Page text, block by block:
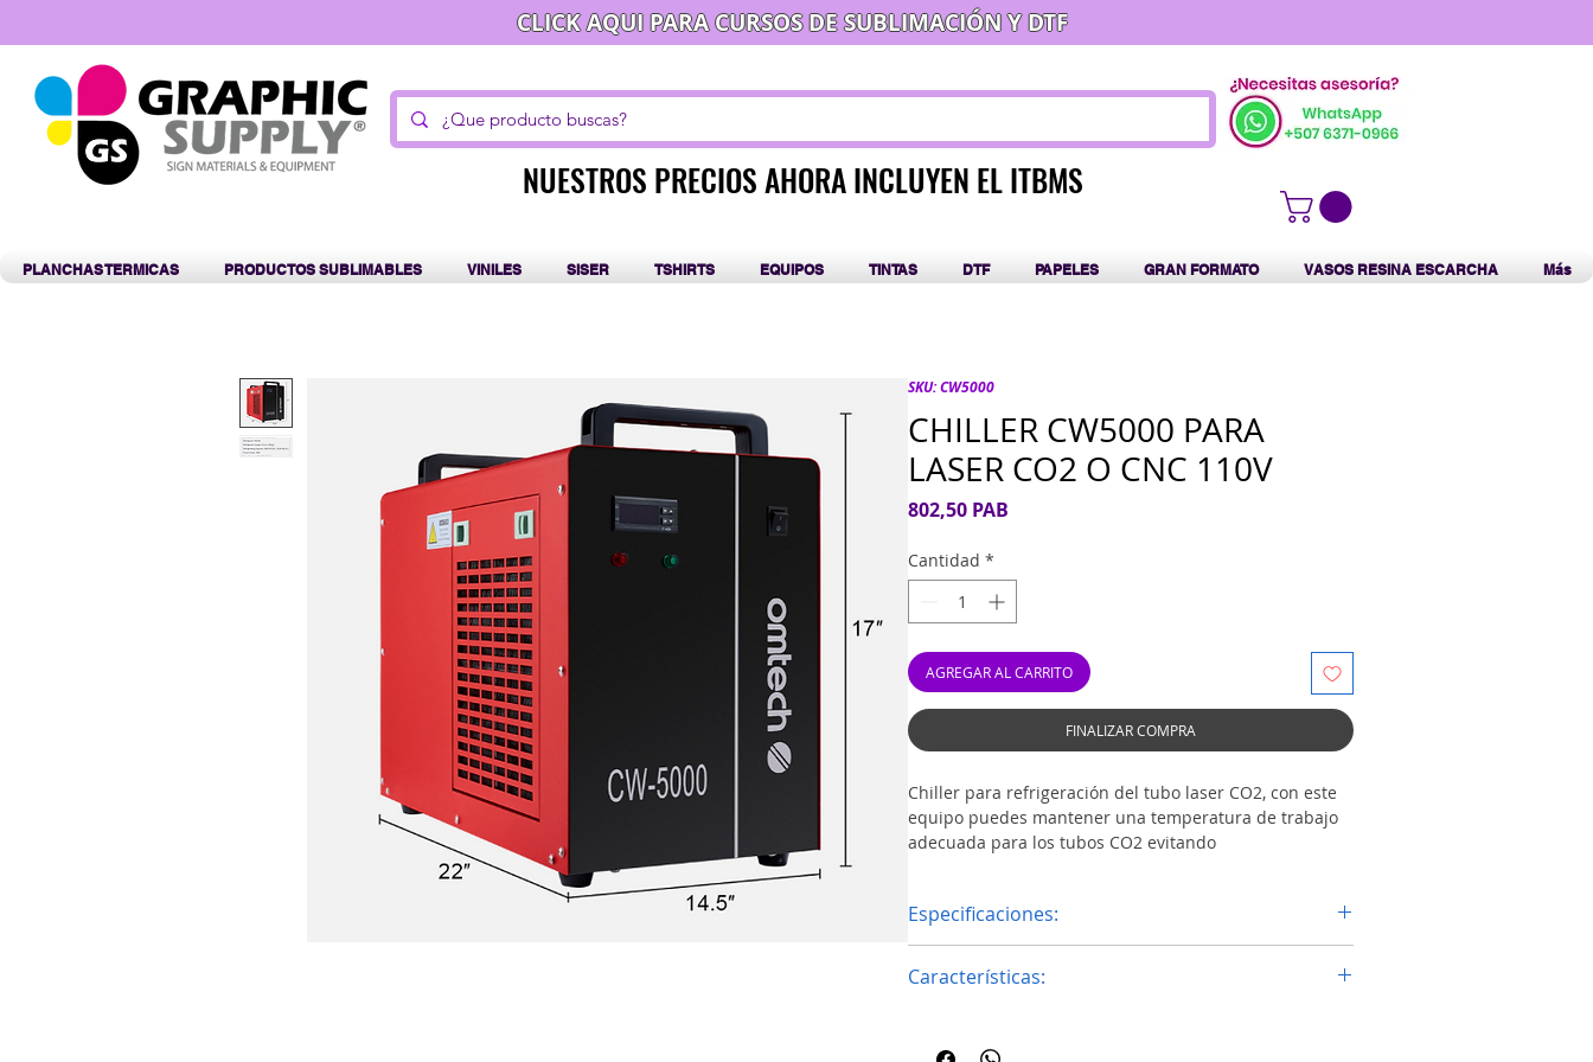
CLICK AQUI PARA CURSOS DE SUBLIMACIÓN Y DTF
NUESTROS PRECIOS AHORA INCLUYEN EL ITBMS
NUESTROS PRECIOS AHORA INCLUYEN EL ITBMS
PLANCHAS TERMICAS PRODUCTOS SUBLIMABLES VINILES SISER TSHIRTS EQUIPOS TINTAS DTF PAPELES GRAN FORMATO VASOS RESINA ESCARCHA Más
SKU: CW5000
CHILLER CW5000 PARA
LASER CO2 O CNC 110V
802,50 PAB
Cantidad *
AGREGAR AL CARRITO
FINALIZAR COMPRA
Chiller para refrigeración del tubo laser CO2, con este
equipo puedes mantener una temperatura de trabajo
adecuada para los tubos CO2 evitando
Este chiller posee un compresor que enfría el agua.
Especificaciones:
Frecuencia: 50 / 60 Hz
Capacidad: 1.6 Gallon
Características:
5000 de OMTech utiliza refrigerante R410a estándar